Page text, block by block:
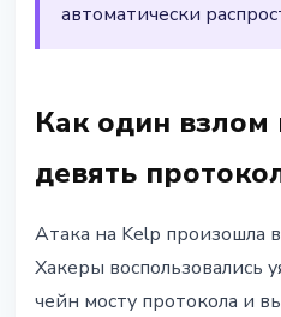
автоматически
Как один взлом
девять
Атака на Kelp произошла
Хакеры воспользовались
чейн мосту протокола и